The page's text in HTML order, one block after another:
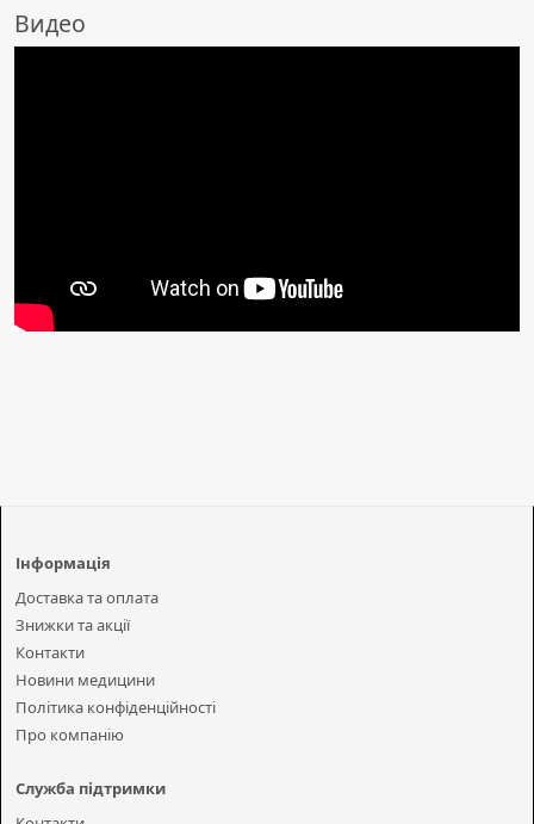
Видео
Інформація
Доставка та оплата
Знижки та акції
Контакти
Новини медицини
Політика конфіденційності
Про компанію
Служба підтримки